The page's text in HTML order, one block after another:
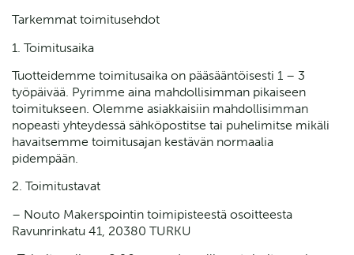
Tarkemmat toimitusehdot
1. Toimitusaika
Tuotteidemme toimitusaika on pääsääntöisesti 1 – 3
työpäivää. Pyrimme aina mahdollisimman pikaiseen
toimitukseen. Olemme asiakkaisiin mahdollisimman
nopeasti yhteydessä sähköpostitse tai puhelimitse mikäli
havaitsemme toimitusajan kestävän normaalia
pidempään.
2. Toimitustavat
– Nouto Makerspointin toimipisteestä osoitteesta
Ravunrinkatu 41, 20380 TURKU